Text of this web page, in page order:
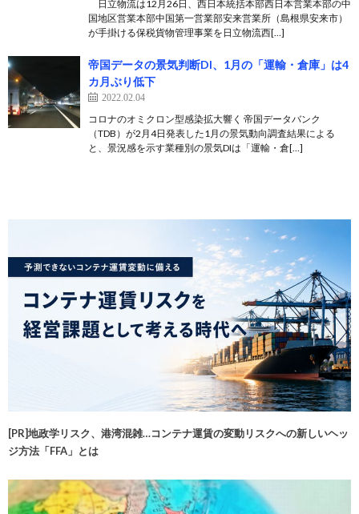
日立物流は12月26日、西日本統括本部西日本営業本部の中
国地区営業本部中国第一営業部安来営業所（島根県安来市）
が手掛ける保税貨物管理事業を日立物流西[…]
帝国データの景気判断DI、1月の「運輸・倉庫」は4
カ月ぶり低下
2022.02.04
コロナのオミクロン型感染拡大響く 帝国データバンク
（TDB）が2月4日発表した1月の景気動向調査結果による
と、景況感を示す業種別の景気DIは「運輸・倉[…]
[PR]地政学リスク、港湾混雑…コンテナ運賃の変動リスクへの新しいヘッ
ジ方法「FFA」とは